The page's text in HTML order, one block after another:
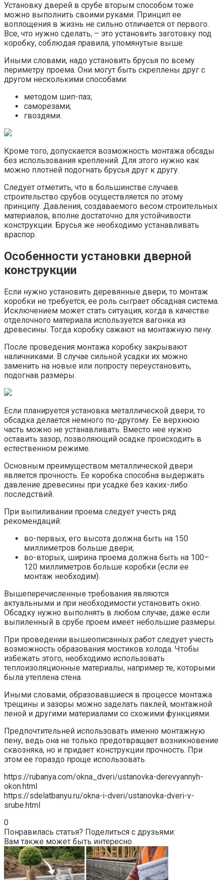
Установку дверей в срубе вторым способом тоже
можно выполнить своими руками. Принцип ее
воплощения в жизнь не сильно отличается от первого.
Все, что нужно сделать, – это установить заготовку под
коробку, соблюдая правила, упомянутые выше.
Иными словами, надо установить брусья по всему
периметру проема. Они могут быть скреплены друг с
другом несколькими способами:
методом шип-паз;
саморезами;
гвоздями.
Кроме того, допускается возможность монтажа обсады
без использования креплений. Для этого нужно как
можно плотней подогнать брусья друг к другу.
Следует отметить, что в большинстве случаев
строительство срубов осуществляется по этому
принципу. Давления, создаваемого весом строительных
материалов, вполне достаточно для устойчивости
конструкции. Брусья же необходимо устанавливать
враспор.
Особенности установки дверной
конструкции
Если нужно установить деревянные двери, то монтаж
коробки не требуется, ее роль сыграет обсадная система.
Исключением может стать ситуация, когда в качестве
отделочного материала используется вагонка из
древесины. Тогда коробку сажают на монтажную пену.
После проведения монтажа коробку закрывают
наличниками. В случае сильной усадки их можно
заменить на новые или попросту переустановить,
подогнав размеры.
Если планируется установка металлической двери, то
обсадка делается немного по-другому. Ее верхнюю
часть можно не устанавливать. Вместо нее нужно
оставить зазор, позволяющий осадке происходить в
естественном режиме.
Основным преимуществом металлической двери
является прочность. Ее коробка способна выдержать
давление древесины при усадке без каких-либо
последствий.
При выпиливании проема следует учесть ряд
рекомендаций:
во-первых, его высота должна быть на 150
миллиметров больше двери;
во-вторых, ширина проема должна быть на 100–
120 миллиметров больше коробки (если ее
монтаж необходим).
Вышеперечисленные требования являются
актуальными и при необходимости установить окно.
Обсадку нужно выполнять в любом случае, даже если
выпиленный в срубе проем имеет небольшие размеры.
При проведении вышеописанных работ следует учесть
возможность образования мостиков холода. Чтобы
избежать этого, необходимо использовать
теплоизоляционные материалы, например те, которыми
была утеплена стена.
Иными словами, образовавшиеся в процессе монтажа
трещины и зазоры можно заделать паклей, монтажной
пеной и другими материалами со схожими функциями.
Предпочтительней использовать именно монтажную
пену, ведь она не только предотвращает возникновение
сквозняка, но и придает конструкции прочность. При
этом ее гораздо проще использовать.
https://rubanya.com/okna_dveri/ustanovka-derevyannyh-
okon.html
https://sdelatbanyu.ru/okna-i-dveri/ustanovka-dveri-v-
srube.html
0
Понравилась статья? Поделиться с друзьями:
Вам также может быть интересно